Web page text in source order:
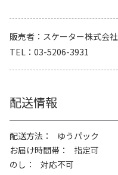
販売者
スケーター株式会社
TEL
03-5206-3931
配送情報
配送方法
ゆうパック
お届け時間帯
指定可
のし
対応不可